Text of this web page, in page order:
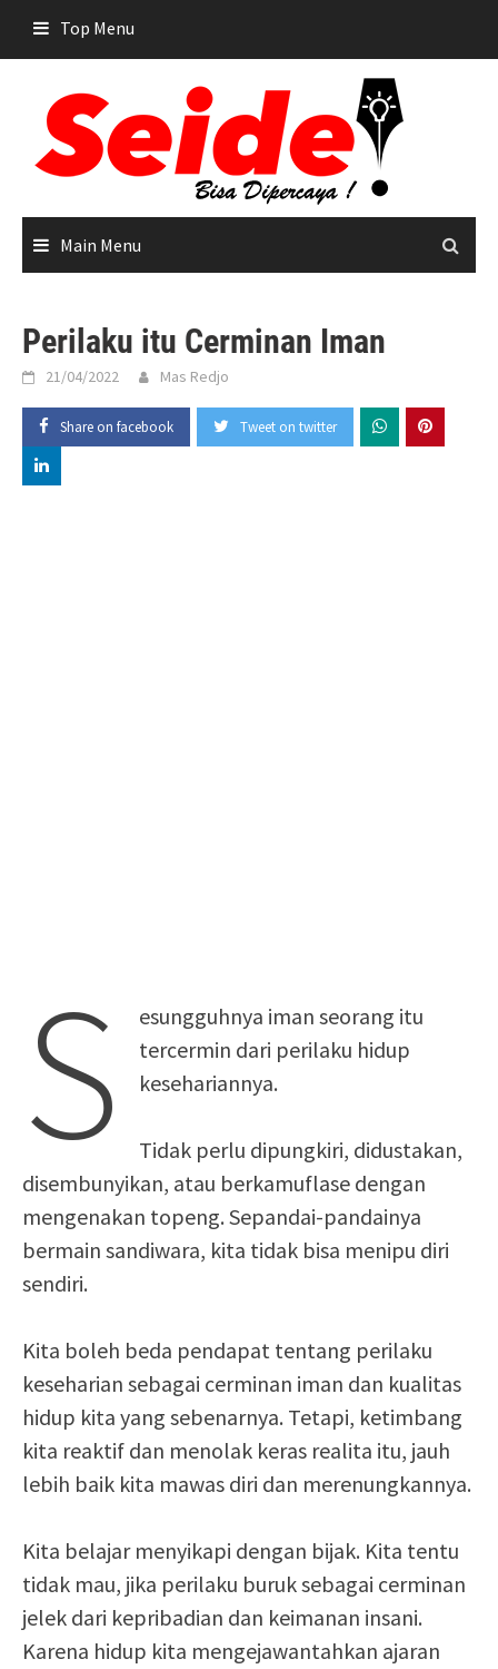
content
Top Menu
Main Menu
Perilaku itu Cerminan Iman
21/04/2022 Mas Redjo
Share on facebook Tweet on twitter
S
esungguhnya iman seorang itu
tercermin dari perilaku hidup
kesehariannya.
Tidak perlu dipungkiri, didustakan,
disembunyikan, atau berkamuflase dengan
mengenakan topeng. Sepandai-pandainya
bermain sandiwara, kita tidak bisa menipu diri
sendiri.
Kita boleh beda pendapat tentang perilaku
keseharian sebagai cerminan iman dan kualitas
hidup kita yang sebenarnya. Tetapi, ketimbang
kita reaktif dan menolak keras realita itu, jauh
lebih baik kita mawas diri dan merenungkannya.
Kita belajar menyikapi dengan bijak. Kita tentu
tidak mau, jika perilaku buruk sebagai cerminan
jelek dari kepribadian dan keimanan insani.
Karena hidup kita mengejawantahkan ajaran